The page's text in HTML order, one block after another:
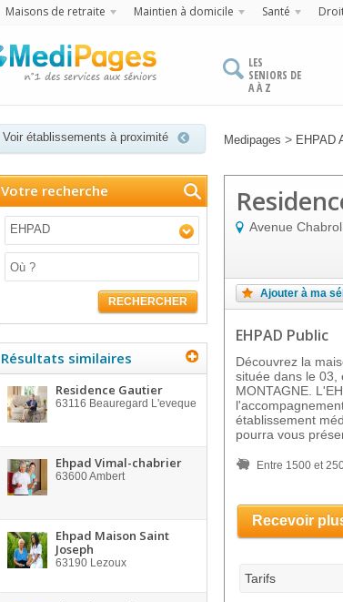
Maisons de retraite Maintien à domicile Santé
LES
SENIORS DE
A À Z
Voir établissements à proximité Medipages > EHPAD
Votre recherche
EHPAD
RECHERCHER
Résultats similaires
Residence Gautier
63116 Beauregard L'eveque
Ehpad Vimal-chabrier
63600Ambert
Ehpad Maison Saint
Joseph
63190 Lezoux
Avenue Chabrol
Ajouter à ma
EHPAD Public
Découvrez la
située dans le 03,
MONTAGNE.
établissement
pourra vous
Entre 1500 et
Recevoir
Tarifs